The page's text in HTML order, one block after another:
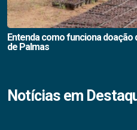
Entenda como funciona doação
de Palmas
Notícias em